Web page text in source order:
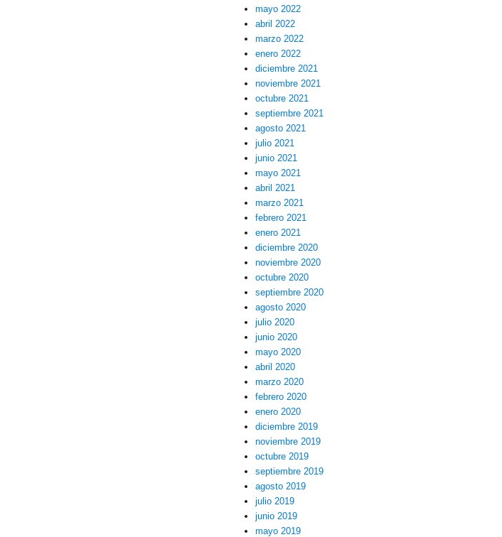
mayo 2022
abril 2022
marzo 2022
enero 2022
diciembre 2021
noviembre 2021
octubre 2021
septiembre 2021
agosto 2021
julio 2021
junio 2021
mayo 2021
abril 2021
marzo 2021
febrero 2021
enero 2021
diciembre 2020
noviembre 2020
octubre 2020
septiembre 2020
agosto 2020
julio 2020
junio 2020
mayo 2020
abril 2020
marzo 2020
febrero 2020
enero 2020
diciembre 2019
noviembre 2019
octubre 2019
septiembre 2019
agosto 2019
julio 2019
junio 2019
mayo 2019